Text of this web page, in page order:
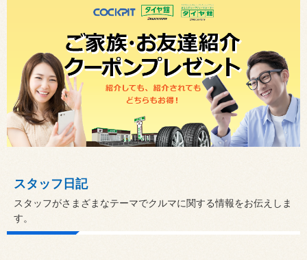
スタッフ日記
スタッフがさまざまなテーマでクルマに関する情報をお伝えしま
す。